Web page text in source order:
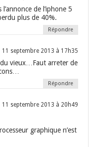
de l’iphone 5
plus de 40%.
Répondre
11 septembre 2013 à 17h35
vieux…Faut arreter de
Répondre
11 septembre 2013 à 20h49
graphique n’est